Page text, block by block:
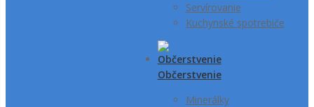
Servírovanie
Kuchynské spotrebiče
Občerstvenie
Minerálky